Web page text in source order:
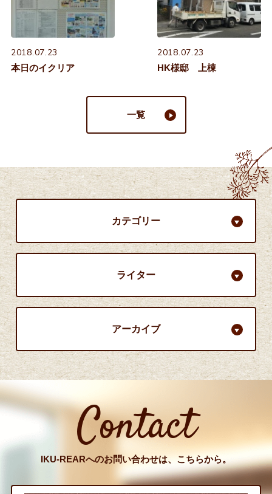
2018.07.23
本日のイクリア
2018.07.23
HK様邸 上棟
一覧
カテゴリー
ライター
アーカイブ
Contact
IKU-REARへのお問い合わせは、こちらから。